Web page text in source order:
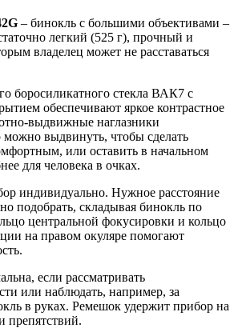
– бинокль с большими объективами –
легкий (525 г), прочный и
владелец может не расставаться
боросиликатного стекла ВАК7 с
обеспечивают яркое контрастное
выдвижные наглазники
выдвинуть, чтобы сделать
или оставить в начальном
для человека в очках.
индивидуально. Нужное расстояние
подобрать, складывая бинокль по
центральной фокусировки и кольцо
на правом окуляре помогают
если рассматривать
или наблюдать, например, за
в руках. Ремешок удержит прибор на
препятствий.